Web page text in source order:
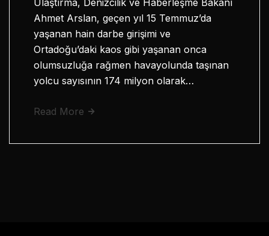
Ulaştırma, Denizcilik ve Haberleşme Bakanı
Ahmet Arslan, geçen yıl 15 Temmuz’da
yaşanan hain darbe girişimi ve
Ortadoğu’daki kaos gibi yaşanan onca
olumsuzluğa rağmen havayolunda taşınan
yolcu sayısının 174 milyon olarak…
Read More